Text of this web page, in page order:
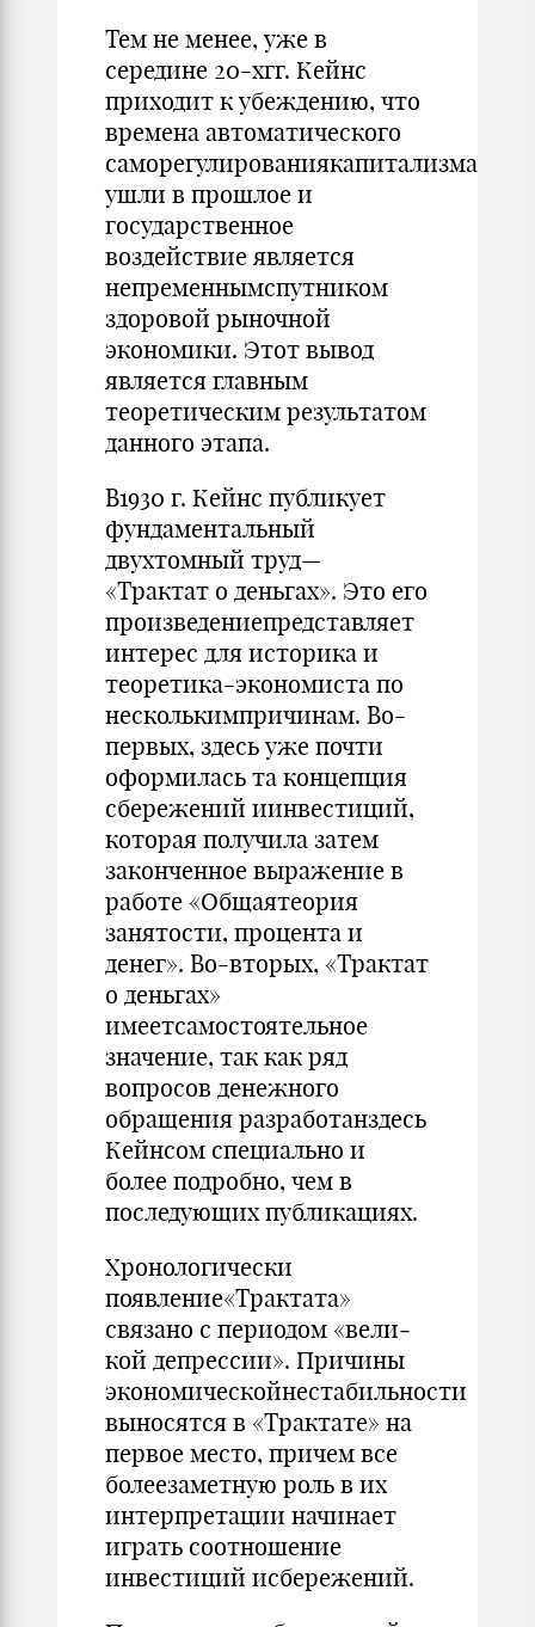
Тем не менее, уже в
середине 20-хгг. Кейнс
приходит к убеждению, что
времена автоматического
саморегулированиякапитализма
ушли в прошлое и
государственное
воздействие является
непременнымспут­ником
здоровой рыночной
экономики. Этот вывод
является главным
теоретическим результатом
данного этапа.
В1930 г. Кейнс публикует
фундаментальный
двухтомный труд—
«Трактат о деньгах». Это его
произведениепредставляет
интерес для историка и
теоретика-экономиста по
несколькимпричинам. Во-
пер­вых, здесь уже почти
оформилась та концепция
сбережений иинвес­тиций,
которая получила затем
законченное выражение в
работе «Об­щаятеория
занятости, процента и
денег». Во-вторых, «Трактат
о день­гах»
имеетсамостоятельное
значение, так как ряд
вопросов денежного
обращения разработанздесь
Кейнсом специально и
более подробно, чем в
последующих публикациях.
Хронологически
появление«Трактата»
связано с периодом «вели­
кой депрессии». Причины
экономическойнестабильности
выносятся в «Трак­тате» на
первое место, причем все
болеезаметную роль в их
интерпре­тации начинает
играть соотношение
инвестиций исбережений.